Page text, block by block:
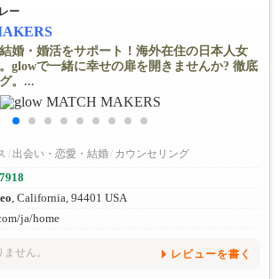
ー
婚・婚活をサポート！海外在住の日本人女
glowで一緒に幸せの扉を開きませんか? 徹底
。...
/出会い・恋愛・結婚/ カウンセリング
, California, 94401 USA
ja/home
せん。 レビューを書く